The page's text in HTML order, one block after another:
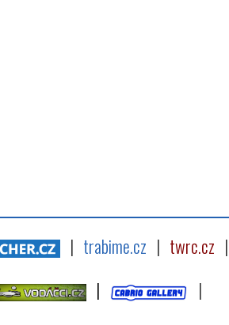
| trabime.cz | twrc.cz |
| |